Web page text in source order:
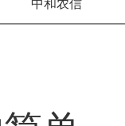
中和农信